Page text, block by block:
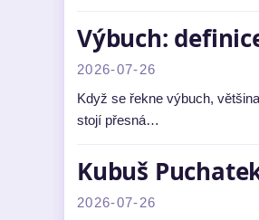
Výbuch:
2026-07-26
Když se řekne výbuch,
stojí přesná…
Kubuš
2026-07-26